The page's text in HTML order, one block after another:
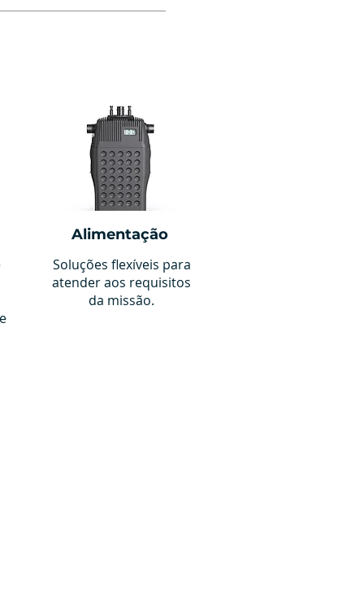
Alimentação
Soluções flexíveis para
atender aos requisitos
da missão.